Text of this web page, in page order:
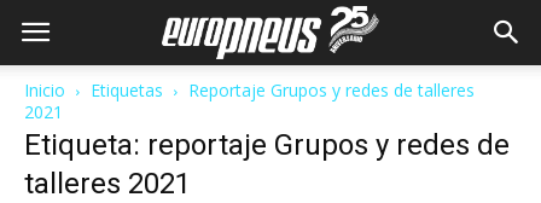
Inicio Etiquetas
Reportaje Grupos y redes de talleres
2021
Etiqueta: reportaje Grupos y redes de
talleres 2021